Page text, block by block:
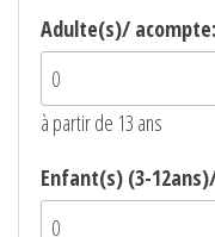
Adulte(s)/ acompte:
à partir de 13 ans
Enfant(s) (3-